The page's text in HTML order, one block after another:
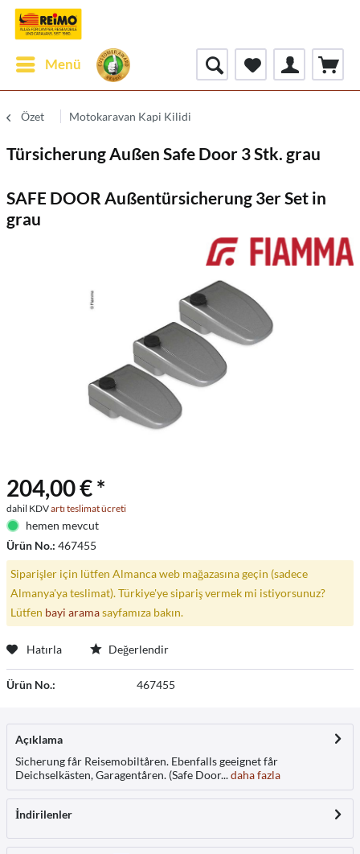
Menü
Özet Motokaravan Kapi Kilidi
Türsicherung Außen Safe Door 3 Stk. grau
SAFE DOOR Außentürsicherung 3er Set in
grau
204,00 € *
dahil KDVartı teslimat ücreti
hemen mevcut
Ürün No.: 467455
Siparişler için lütfen Almanca web mağazasına geçin (sadece
Almanya'ya teslimat). Türkiye'ye sipariş vermek mi istiyorsunuz?
Lütfen bayi aramasayfamıza bakın.
Hatırla Değerlendir
Ürün No.: 467455
Açıklama
Sicherung får Reisemobiltåren. Ebenfalls geeignet får
Deichselkästen, Garagentåren. (Safe Door...daha fazla
İndirilenler